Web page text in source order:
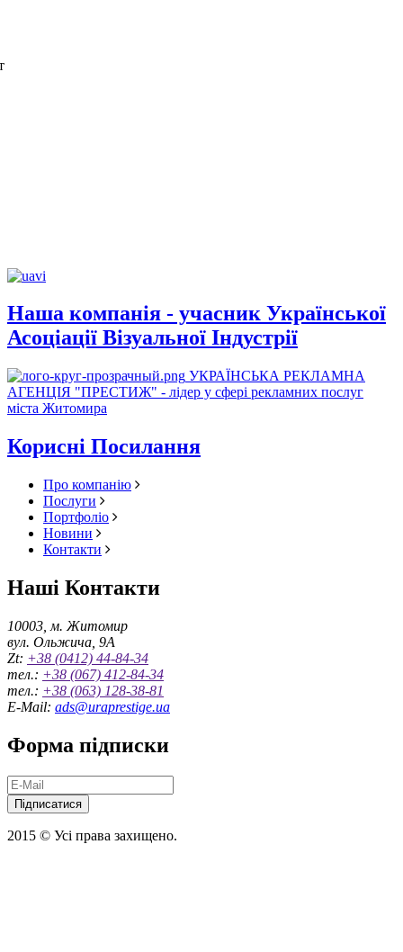
Наша компанія - учасник Української
Асоціації Візуальної Індустрії
УКРАЇНСЬКА РЕКЛАМНА
АГЕНЦІЯ "ПРЕСТИЖ" - лідер у сфері рекламних послуг
міста Житомира
Корисні Посилання
Про компанію
Послуги
Портфоліо
Новини
Контакти
Наші Контакти
10003, м. Житомир
вул. Ольжича, 9А
Zt: +38 (0412) 44-84-34
тел.: +38 (067) 412-84-34
тел.: +38 (063) 128-38-81
E-Mail: ads@uraprestige.ua
Форма підписки
Підписатися
2015 © Усі права захищено.